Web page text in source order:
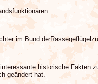
...
im Bund
historische
geändert hat.